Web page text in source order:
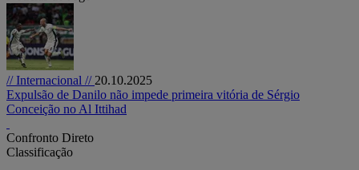
// Internacional // 20.10.2025
Expulsão de Danilo não impede primeira vitória de Sérgio
Conceição no Al Ittihad
Confronto Direto
Classificação